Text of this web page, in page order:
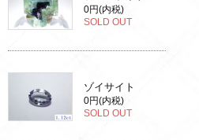
0円(内税)
SOLD OUT
ゾイサイト
0円(内税)
SOLD OUT